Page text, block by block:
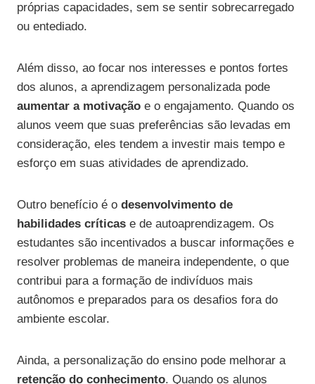
próprias capacidades, sem se sentir sobrecarregado
ou entediado.
Além disso, ao focar nos interesses e pontos fortes
dos alunos, a aprendizagem personalizada pode
aumentar a motivação e o engajamento. Quando os
alunos veem que suas preferências são levadas em
consideração, eles tendem a investir mais tempo e
esforço em suas atividades de aprendizado.
Outro benefício é o desenvolvimento de
habilidades críticas e de autoaprendizagem. Os
estudantes são incentivados a buscar informações e
resolver problemas de maneira independente, o que
contribui para a formação de indivíduos mais
autônomos e preparados para os desafios fora do
ambiente escolar.
Ainda, a personalização do ensino pode melhorar a
retenção do conhecimento. Quando os alunos